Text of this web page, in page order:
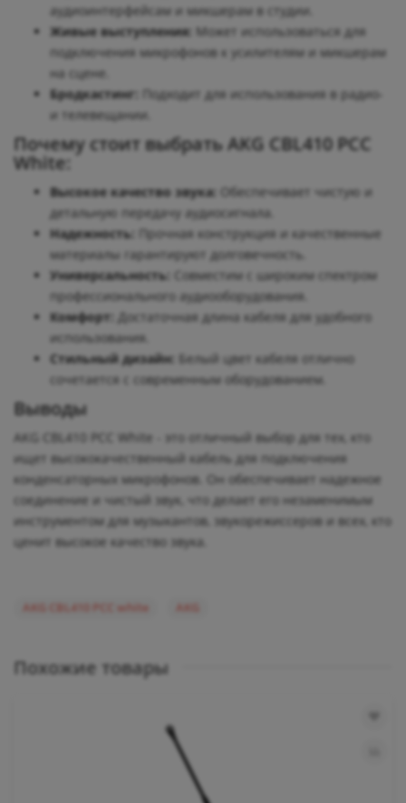
аудиоинтерфейсам и микшерам в студии.
Живые выступления: Может использоваться для
подключения микрофонов к усилителям и микшерам
на сцене.
Бродкастинг:
Подходит для использования в радио-
и телевещании.
Почему стоит выбрать AKG CBL410 PCC
White:
Высокое качество звука:
Обеспечивает чистую и
детальную передачу аудиосигнала.
Надежность:
Прочная конструкция и качественные
материалы гарантируют долговечность.
Универсальность:
Совместим с широким спектром
профессионального аудиооборудования.
Комфорт: Достаточная длина кабеля для удобного
использования.
Стильный дизайн: Белый цвет кабеля отлично
сочетается с современным оборудованием.
Выводы
AKG CBL410 PCC White - это отличный выбор для тех, кто
ищет высококачественный кабель для подключения
конденсаторных микрофонов. Он обеспечивает надежное
соединение и чистый звук, что делает его незаменимым
инструментом для музыкантов, звукорежиссеров и всех, кто
ценит высокое качество звука.
AKG CBL410 PCC white AKG
Похожие товары